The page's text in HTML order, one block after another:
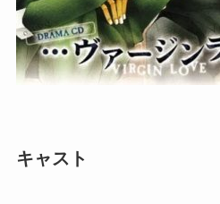
キャスト